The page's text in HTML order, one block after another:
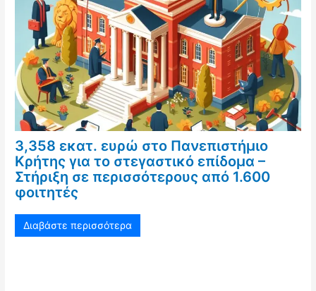
3,358 εκατ. ευρώ στο Πανεπιστήμιο
Κρήτης για το στεγαστικό επίδομα –
Στήριξη σε περισσότερους από 1.600
φοιτητές
Διαβάστε περισσότερα